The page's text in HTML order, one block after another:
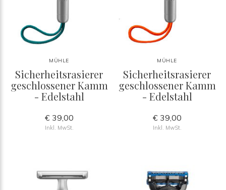
MÜHLE
Sicherheitsrasierer
geschlossener Kamm
- Edelstahl
€ 39,00
Inkl. MwSt.
MÜHLE
Sicherheitsrasierer
geschlossener Kamm
- Edelstahl
€ 39,00
Inkl. MwSt.